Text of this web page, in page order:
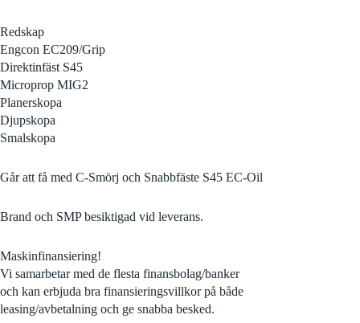
Redskap
Engcon EC209/Grip
Direktinfäst S45
Microprop MIG2
Planerskopa
Djupskopa
Smalskopa
Går att få med C-Smörj och Snabbfäste S45 EC-Oil
Brand och SMP besiktigad vid leverans.
Maskinfinansiering!
Vi samarbetar med de flesta finansbolag/banker
och kan erbjuda bra finansieringsvillkor på både
leasing/avbetalning och ge snabba besked.